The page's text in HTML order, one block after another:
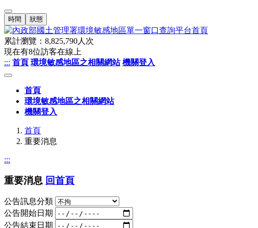
時間 狀態
累計瀏覽： 8,825,790人次
現在有8位訪客在線上
::: 首頁 環境敏感地區之相關網站 機關登入
首頁
環境敏感地區之相關網站
機關登入
首頁
重要消息
:::
重要消息 回首頁
公告訊息分類
公告開始日期
公告結束日期